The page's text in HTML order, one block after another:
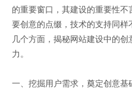
的重要窗口，其建设的重要性
要创意的点缀，技术的支持同
几个方面，揭秘网站建设中的
力。
一、挖掘用户需求，奠定创意基